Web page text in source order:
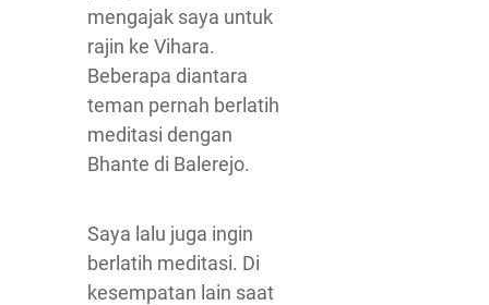
mengajak saya untuk
rajin ke Vihara.
Beberapa diantara
teman pernah berlatih
meditasi dengan
Bhante di Balerejo.
Saya lalu juga ingin
berlatih meditasi. Di
kesempatan lain saat